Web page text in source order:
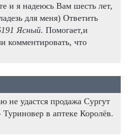
и я надеюсь Вам шесть лет,
для меня) Ответить
Ясный. Помогает,и
комментировать, что
не удастся продажа Сургут
в аптеке Королёв.